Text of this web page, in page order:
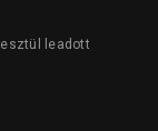
leadott